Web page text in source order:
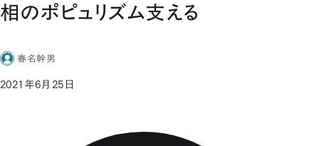
相のポピュリズム支える
春名幹男
2021年6月25日